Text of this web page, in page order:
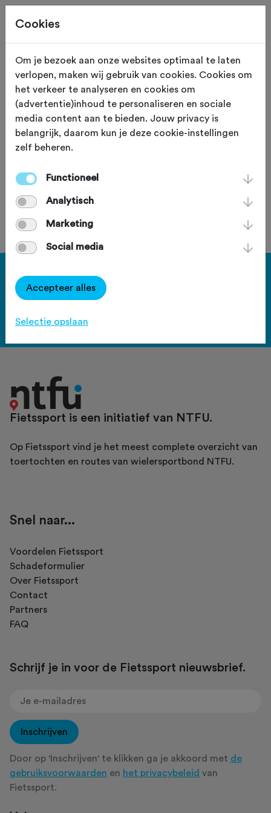
Bruintje Beer Toertocht
2025
zondag 23 maart 2025
maart 2025.
Haal meer uit Fietssport en ga
voor het PLUS account.
Bekijk de voordelen
Fietssport is een initiatief van NTFU.
Op Fietssport vind je het meest complete overzicht van
toertochten en routes van wielersportbond NTFU.
Snel naar...
Voordelen Fietssport
Schadeformulier
Over Fietssport
Contact
Partners
FAQ
Schrijf je in voor de Fietssport nieuwsbrief.
Inschrijven
Door op 'Inschrijven' te klikken ga je akkoord met de
gebruiksvoorwaarden en het privacybeleid van
Fietssport.
Cookies
Om je bezoek aan onze websites optimaal te laten
verlopen, maken wij gebruik van cookies. Cookies om
het verkeer te analyseren en cookies om
(advertentie)inhoud te personaliseren en sociale
media content aan te bieden. Jouw privacy is
belangrijk, daarom kun je deze cookie-instellingen
zelf beheren.
Functioneel
Analytisch
Marketing
Social media
Accepteer alles
Selectie opslaan